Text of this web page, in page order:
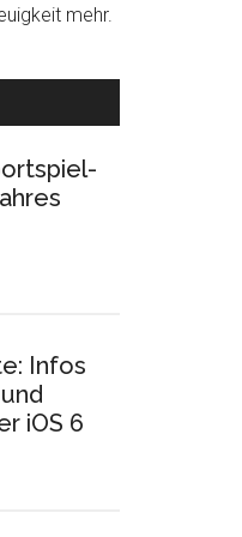
mehr.
Infos
iOS 6